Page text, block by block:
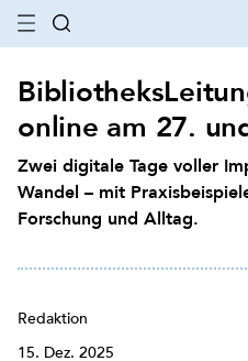
online am 27.
Zwei digitale Tage voller
Wandel – mit
Forschung und Alltag.
Redaktion
15. Dez. 2025